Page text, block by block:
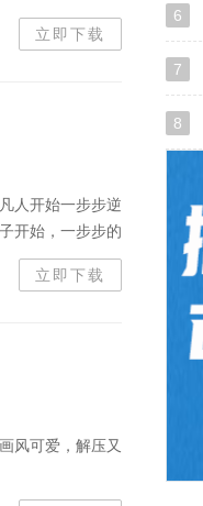
的倍增门，帮助
立即下载
人开始一步步逆
开始，一步步的
能见识更美的风
立即下载
风可爱，解压又
6
7
8